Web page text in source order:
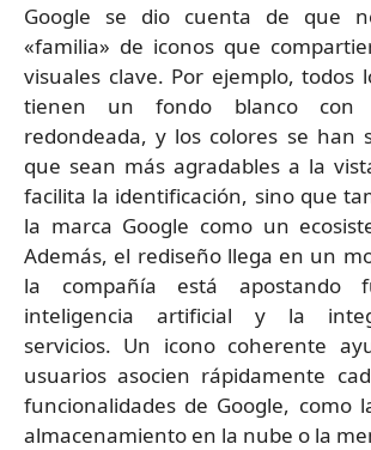
Google se dio cuenta de que
«familia» de iconos que
visuales clave. Por ejemplo, todos
tienen un fondo blanco con
redondeada, y los colores se han
que sean más agradables a la
facilita la identificación, sino que
la marca Google como un
Además, el rediseño llega en un
la compañía está apostando
inteligencia artificial y la
servicios. Un icono coherente
usuarios asocien rápidamente
funcionalidades de Google, como
almacenamiento en la nube o la